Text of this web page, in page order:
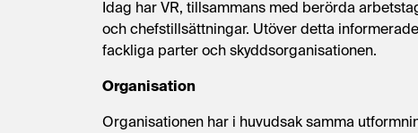
Idag har VR, tillsammans med berörda
och chefstillsättningar. Utöver detta
fackliga parter och skyddsorganisationen.
Organisation
Organisationen har i huvudsak samma